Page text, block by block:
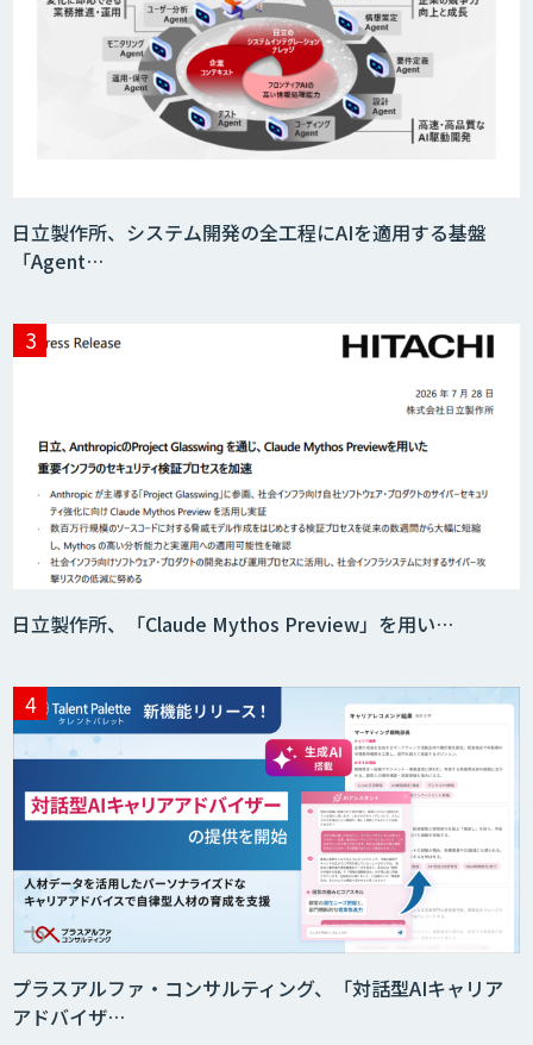
日立製作所、システム開発の全工程にAIを適用する基盤
「Agent…
日立製作所、「Claude Mythos Preview」を用い…
プラスアルファ・コンサルティング、「対話型AIキャリア
アドバイザ…